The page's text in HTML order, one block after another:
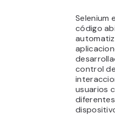
Selenium
código
control
usuarios